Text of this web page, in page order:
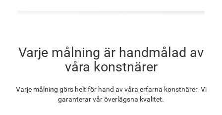
1 164.29 kr
Varje målning är handmålad av
våra konstnärer
Varje målning görs helt för hand av våra erfarna konstnärer. Vi
garanterar vår överlägsna kvalitet.